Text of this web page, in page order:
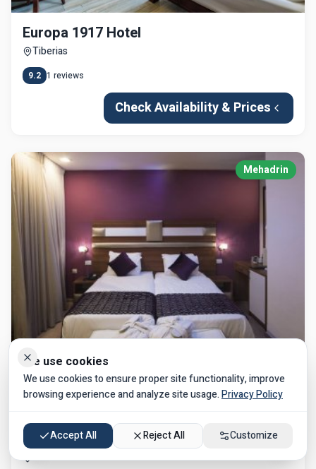
Europa 1917 Hotel
Tiberias
9.2 1 reviews
Check Availability & Prices
Mehadrin
Kinorot Hotel
Zeidel St 9
הגדרות נגישות
גודל טקסט
ניגודיות גבוהה
גופן קריא
הדגשת קישורים
We use cookies
We use cookies to ensure proper site functionality, improve
browsing experience and analyze site usage.Privacy Policy
Accept All Reject All Customize